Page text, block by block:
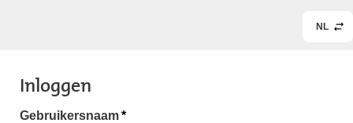
NL
Inloggen
Gebruikersnaam*